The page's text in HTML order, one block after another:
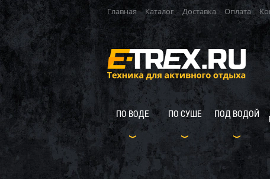
Главная Каталог Доставка Оплата
ПО ВОДЕ ПО СУШЕ ПОД ВОДОЙ